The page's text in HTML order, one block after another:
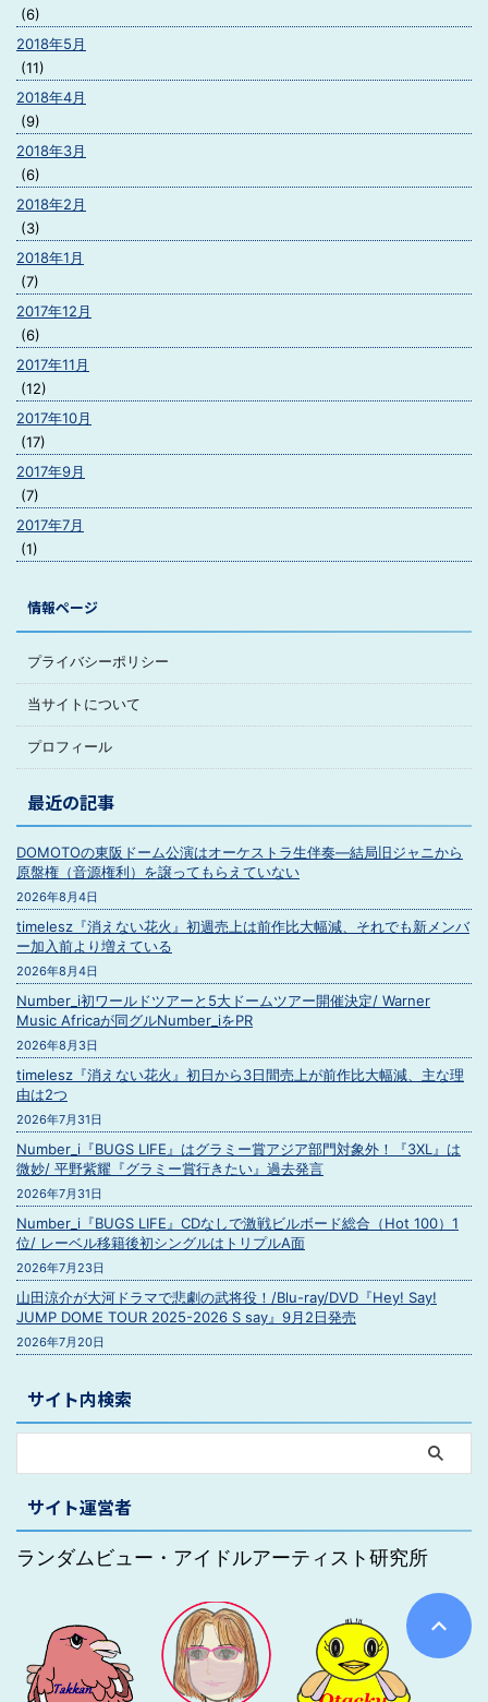
(6)
2018年5月
(11)
2018年4月
(9)
2018年3月
(6)
2018年2月
(3)
2018年1月
(7)
2017年12月
(6)
2017年11月
(12)
2017年10月
(17)
2017年9月
(7)
2017年7月
(1)
情報ページ
プライバシーポリシー
当サイトについて
プロフィール
最近の記事
DOMOTOの東阪ドーム公演はオーケストラ生伴奏―結局旧ジャニから
原盤権（音源権利）を譲ってもらえていない
2026年8月4日
timelesz『消えない花火』初週売上は前作比大幅減、それでも新メンバ
ー加入前より増えている
2026年8月4日
Number_i初ワールドツアーと5大ドームツアー開催決定/ Warner
Music Africaが同グルNumber_iをPR
2026年8月3日
timelesz『消えない花火』初日から3日間売上が前作比大幅減、主な理
由は2つ
2026年7月31日
Number_i『BUGS LIFE』はグラミー賞アジア部門対象外！『3XL』は
微妙/ 平野紫耀『グラミー賞行きたい』過去発言
2026年7月31日
Number_i『BUGS LIFE』CDなしで激戦ビルボード総合（Hot 100）1
位/ レーベル移籍後初シングルはトリプルA面
2026年7月23日
山田涼介が大河ドラマで悲劇の武将役！/Blu-ray/DVD『Hey! Say!
JUMP DOME TOUR 2025-2026 S say』9月2日発売
2026年7月20日
サイト内検索
サイト運営者
ランダムビュー・アイドルアーティスト研究所